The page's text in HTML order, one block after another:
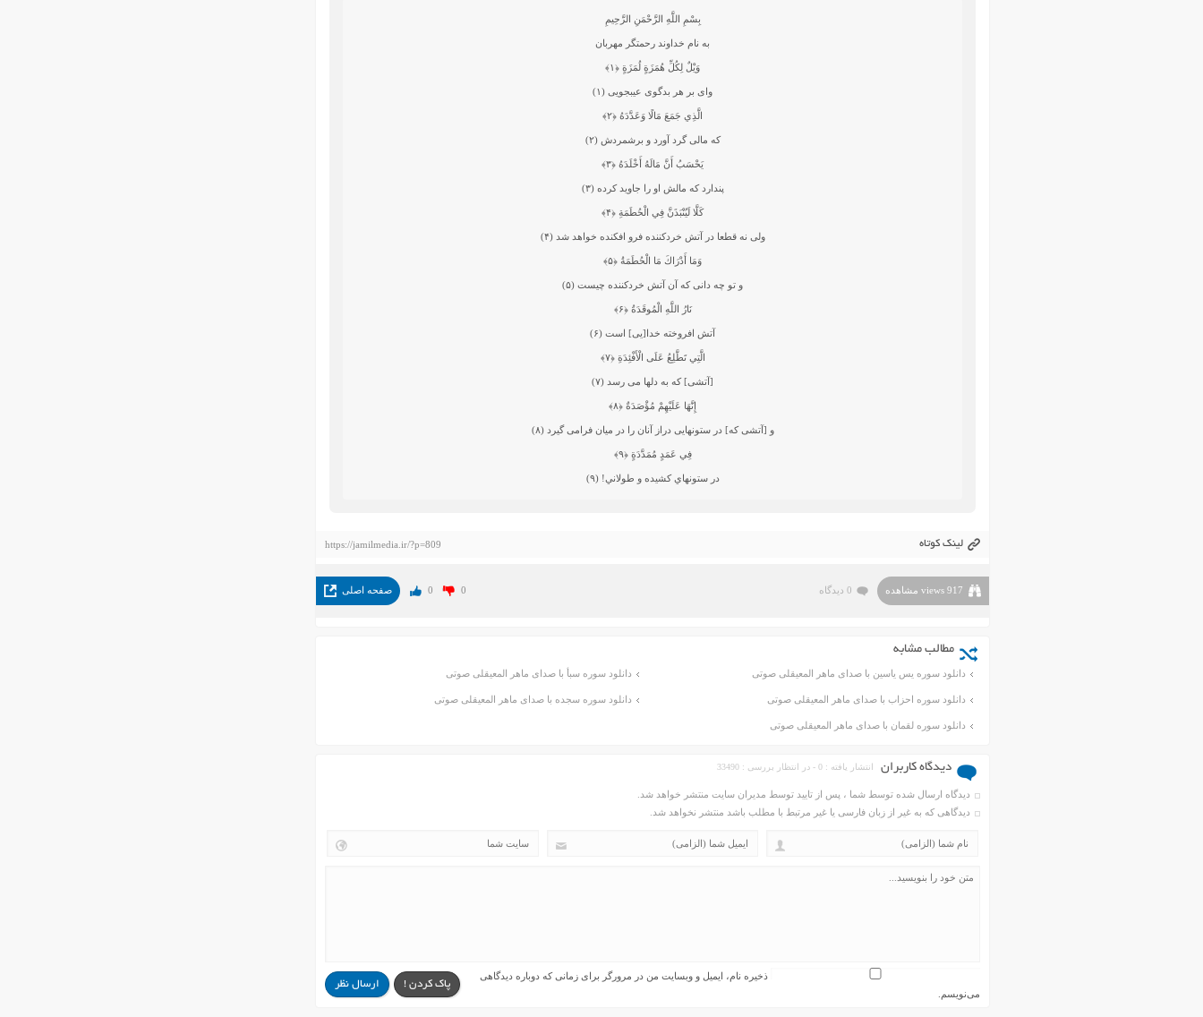
بِسْمِ اللَّهِ الرَّحْمَنِ الرَّحِيمِ
به نام خداوند رحمتگر مهربان
وَيْلٌ لِكُلِّ هُمَزَةٍ لُمَزَةٍ ﴿۱﴾
واى بر هر بدگوى عيبجويى (۱)
الَّذِي جَمَعَ مَالًا وَعَدَّدَهُ ﴿۲﴾
كه مالى گرد آورد و برشمردش (۲)
يَحْسَبُ أَنَّ مَالَهُ أَخْلَدَهُ ﴿۳﴾
پندارد كه مالش او را جاويد كرده (۳)
كَلَّا لَيُنْبَذَنَّ فِي الْحُطَمَةِ ﴿۴﴾
ولى نه قطعا در آتش خردكننده فرو افكنده خواهد شد (۴)
وَمَا أَدْرَاكَ مَا الْحُطَمَةُ ﴿۵﴾
و تو چه دانى كه آن آتش خردكننده چيست (۵)
نَارُ اللَّهِ الْمُوقَدَةُ﴿۶﴾
آتش افروخته خدا[يى] است (۶)
الَّتِي تَطَّلِعُ عَلَى الْأَفْئِدَةِ﴿۷﴾
[آتشى] كه به دلها مى ‏رسد (۷)
إِنَّهَا عَلَيْهِمْ مُؤْصَدَةٌ ﴿۸﴾
و [آتشى كه] در ستونهايى دراز آنان را در ميان فرامى‏ گيرد (۸)
فِي عَمَدٍ مُمَدَّدَةٍ﴿۹﴾
در ستونهاي كشيده و طولاني! (۹)
لینک کوتاه https://jamilmedia.ir/?p=809
917 views مشاهده 0 دیدگاه صفحه اصلی 0 0
مطالب مشابه
دانلود سوره یس یاسین با صدای ماهر المعیقلی صوتی دانلود سوره سبأ با صدای ماهر المعیقلی صوتی
دانلود سوره احزاب با صدای ماهر المعیقلی صوتی دانلود سوره سجده با صدای ماهر المعیقلی صوتی
دانلود سوره لقمان با صدای ماهر المعیقلی صوتی
دیدگاه کاربران انتشار یافته : 0 - در انتظار بررسی : 33490
دیدگاه ارسال شده توسط شما ، پس از تایید توسط مدیران سایت منتشر خواهد شد.
دیدگاهی که به غیر از زبان فارسی یا غیر مرتبط با مطلب باشد منتشر نخواهد شد.
ارسال نظر پاک کردن !
ذخیره نام، ایمیل و وبسایت من در مرورگر برای زمانی که دوباره دیدگاهی
می‌نویسم.